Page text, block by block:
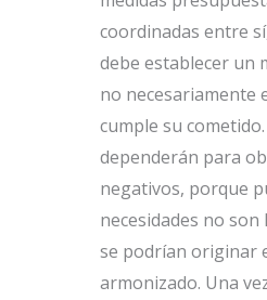
coordinadas entre
debe establecer un
no necesariamente
cumple su
dependerán para
negativos, porque
necesidades no
se podrían originar
armonizado. Una